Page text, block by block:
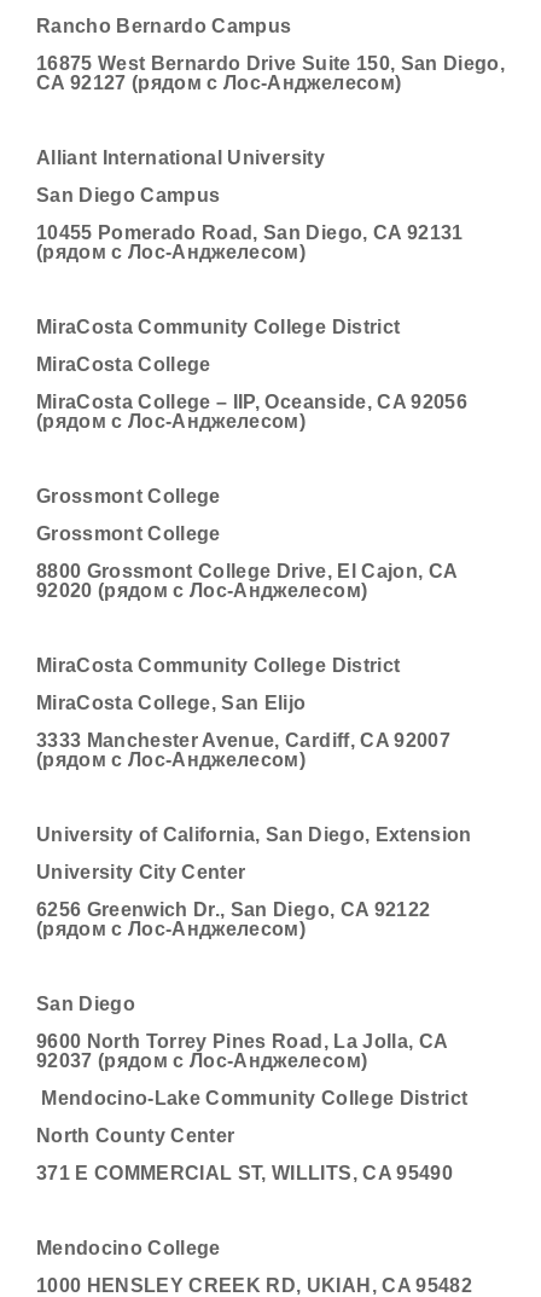
Rancho Bernardo Campus
16875 West Bernardo Drive Suite 150, San Diego,
CA 92127 (рядом с Лос-Анджелесом)
Alliant International University
San Diego Campus
10455 Pomerado Road, San Diego, CA 92131
(рядом с Лос-Анджелесом)
MiraCosta Community College District
MiraCosta College
MiraCosta College – IIP, Oceanside, CA 92056
(рядом с Лос-Анджелесом)
Grossmont College
Grossmont College
8800 Grossmont College Drive, El Cajon, CA
92020 (рядом с Лос-Анджелесом)
MiraCosta Community College District
MiraCosta College, San Elijo
3333 Manchester Avenue, Cardiff, CA 92007
(рядом с Лос-Анджелесом)
University of California, San Diego, Extension
University City Center
6256 Greenwich Dr., San Diego, CA 92122
(рядом с Лос-Анджелесом)
San Diego
9600 North Torrey Pines Road, La Jolla, CA
92037 (рядом с Лос-Анджелесом)
Mendocino-Lake Community College District
North County Center
371 E COMMERCIAL ST, WILLITS, CA 95490
Mendocino College
1000 HENSLEY CREEK RD, UKIAH, CA 95482